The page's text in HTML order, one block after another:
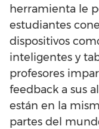
herramienta le
estudiantes
dispositivos
inteligentes y
profesores
feedback a sus
están en la
partes del